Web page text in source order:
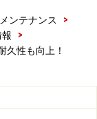
その耐久性の
はありますが、
クルマにも製品
ンテナンス
>
>
久性も向上！